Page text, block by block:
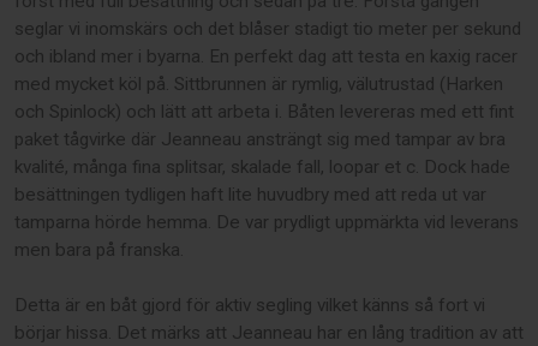
seglar vi inomskärs och det blåser stadigt tio meter per sekund
och ibland mer i byarna. En perfekt dag att testa en kaxig racer
med mycket köl på. Sittbrunnen är rymlig, välutrustad (Harken
och Spinlock) och lätt att arbeta i. Båten levereras med ett fint
paket tågvirke där Jeanneau ansträngt sig med tampar av bra
kvalité, många fina splitsar, skalade fall, loopar et c. Dock hade
besättningen tydligen haft lite huvudbry med att reda ut var
tamparna hörde hemma. De var prydligt uppmärkta vid leverans
men bara på franska.
Detta är en båt gjord för aktiv segling vilket känns så fort vi
börjar hissa. Det märks att Jeanneau har en lång tradition av att